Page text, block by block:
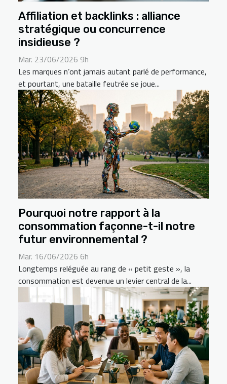
Affiliation et backlinks : alliance
stratégique ou concurrence
insidieuse ?
Mar. 23/06/2026 9h
Les marques n’ont jamais autant parlé de performance,
et pourtant, une bataille feutrée se joue...
Pourquoi notre rapport à la
consommation façonne-t-il notre
futur environnemental ?
Mar. 16/06/2026 6h
Longtemps reléguée au rang de « petit geste », la
consommation est devenue un levier central de la...